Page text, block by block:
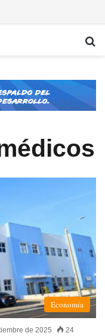
Economía
de 2025 24